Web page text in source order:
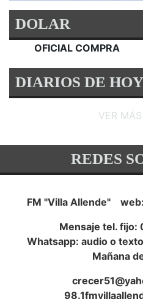
DOLAR
OFICIAL COMPRA
DIARIOS DE HOY
VER
REDES
FM "Villa Allende"
Mensaje tel.
Whatsapp: audio o
Mañana